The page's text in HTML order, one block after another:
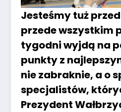
Jesteśmy tuż
przede wszystkim
tygodni wyjdą na
punkty z
nie zabraknie, a o
specjalistów,
Prezydent